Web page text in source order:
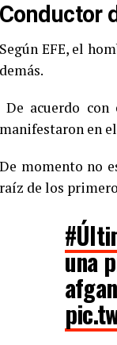
Conductor
Según EFE, el
demás.
De acuerdo
manifestaron en
De momento no
raíz de los
una